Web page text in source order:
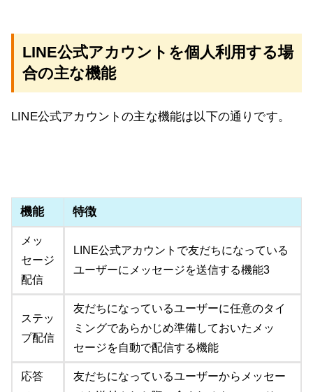
LINE公式アカウントを個人利用する場
合の主な機能
LINE公式アカウントの主な機能は以下の通りです。
機能 特徴
メッ
セージ
配信
LINE公式アカウントで友だちになっている
ユーザーにメッセージを送信する機能3
ステッ
プ配信
友だちになっているユーザーに任意のタイ
ミングであらかじめ準備しておいたメッ
セージを自動で配信する機能
応答
友だちになっているユーザーからメッセー